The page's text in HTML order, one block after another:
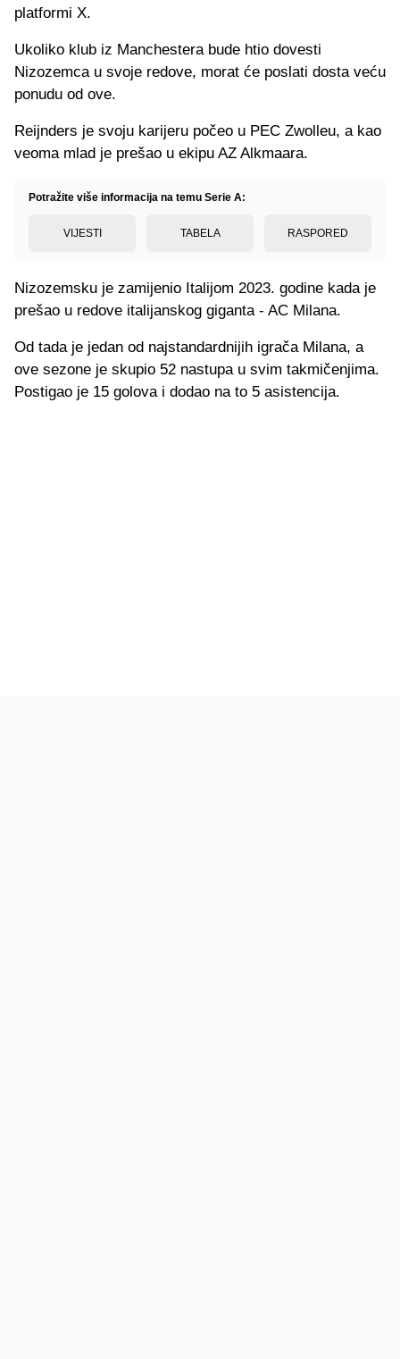
platformi X.
Ukoliko klub iz Manchestera bude htio dovesti
Nizozemca u svoje redove, morat će poslati dosta veću
ponudu od ove.
Reijnders je svoju karijeru počeo u PEC Zwolleu, a kao
veoma mlad je prešao u ekipu AZ Alkmaara.
Potražite više informacija na temu Serie A:
VIJESTI TABELA RASPORED
Nizozemsku je zamijenio Italijom 2023. godine kada je
prešao u redove italijanskog giganta - AC Milana.
Od tada je jedan od najstandardnijih igrača Milana, a
ove sezone je skupio 52 nastupa u svim takmičenjima.
Postigao je 15 golova i dodao na to 5 asistencija.